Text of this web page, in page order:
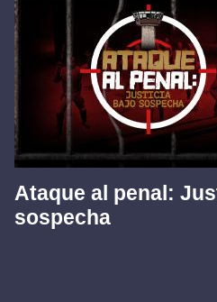
Ataque al penal:
sospecha